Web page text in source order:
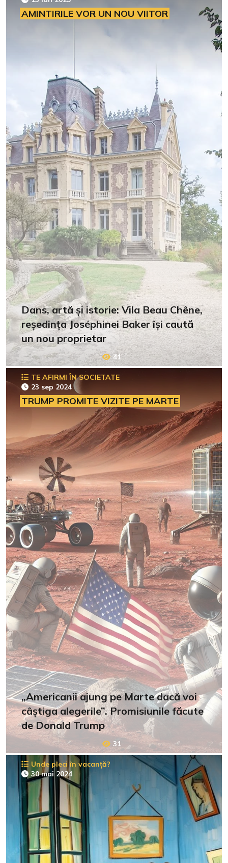
AMINTIRILE VOR UN NOU VIITOR
Dans, artă și istorie: Vila Beau Chêne,
reședința Joséphinei Baker își caută
un nou proprietar
41
TE AFIRMI ÎN SOCIETATE
23 sep 2024
TRUMP PROMITE VIZITE PE MARTE
„Americanii ajung pe Marte dacă voi
câștiga alegerile”. Promisiunile făcute
de Donald Trump
31
Unde pleci în vacanță?
30 mai 2024